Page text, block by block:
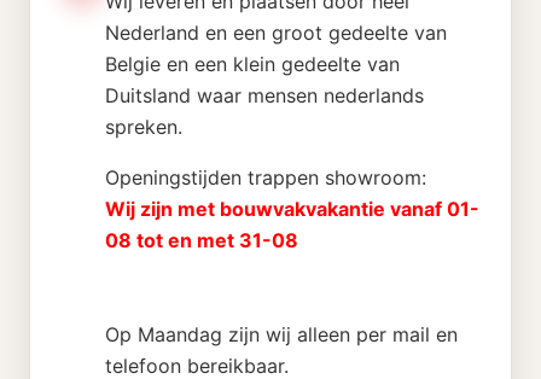
Nederland en een groot gedeelte van
Belgie en een klein gedeelte van
Duitsland waar mensen nederlands
spreken.
Openingstijden trappen showroom:
Wij zijn met bouwvakvakantie vanaf 01-
08 tot en met 31-08
Op Maandag zijn wij alleen per mail en
telefoon bereikbaar.